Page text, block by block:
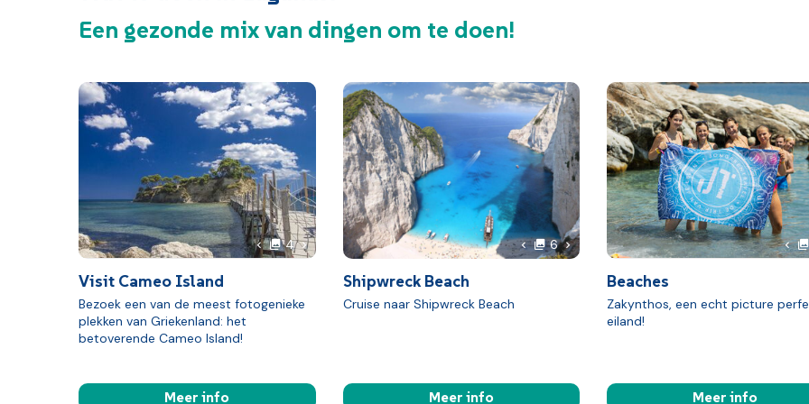
Een gezonde mix van dingen om te doen!
Visit Cameo Island
Bezoek een van de meest fotogenieke
plekken van Griekenland: het
betoverende Cameo Island!
Meer info
Vorige foto
4foto's
Volgende foto
Shipwreck Beach
Cruise naar Shipwreck Beach
Meer info
Vorige foto
6foto's
Volgende foto
Beaches
Zakynthos, een echt picture
eiland!
Meer info